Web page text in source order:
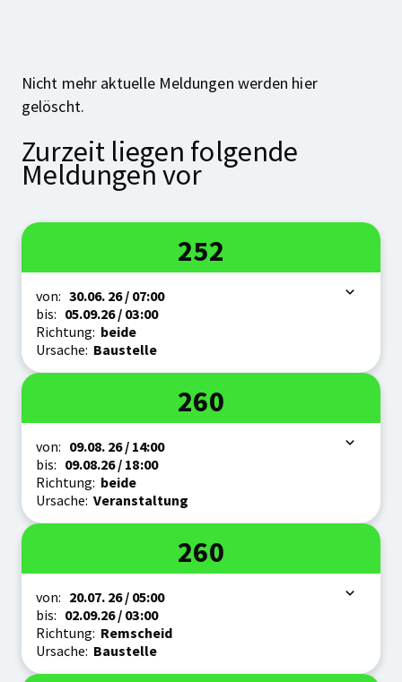
Nicht mehr aktuelle Meldungen werden hier
gelöscht.
Zurzeit liegen folgende
Meldungen vor
Linie
252
Zeitraum
von: 30.06. 26/ 07:00
bis: 05.09.26/ 03:00
Richtung: beide
Ursache: Baustelle
Linie
260
Zeitraum
von: 09.08. 26/ 14:00
bis: 09.08.26/ 18:00
Richtung: beide
Ursache: Veranstaltung
Linie
260
Zeitraum
von: 20.07. 26/ 05:00
bis: 02.09.26/ 03:00
Richtung: Remscheid
Ursache: Baustelle